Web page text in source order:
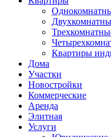
Квартиры
Дома
Участки
Новостройки
Коммерческие
Аренда
Элитная
Услуги